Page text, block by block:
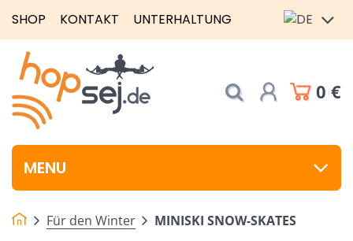
SHOP KONTAKT UNTERHALTUNG
0 €
MENU
Für den Winter MINISKI SNOW-SKATES